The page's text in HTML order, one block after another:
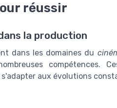
réussir
la production
dans les domaines du
compétences.
aux évolutions